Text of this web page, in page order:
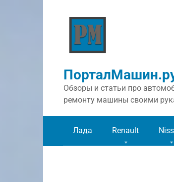
Обзоры и статьи про
ремонту машины своими
Лада Renault